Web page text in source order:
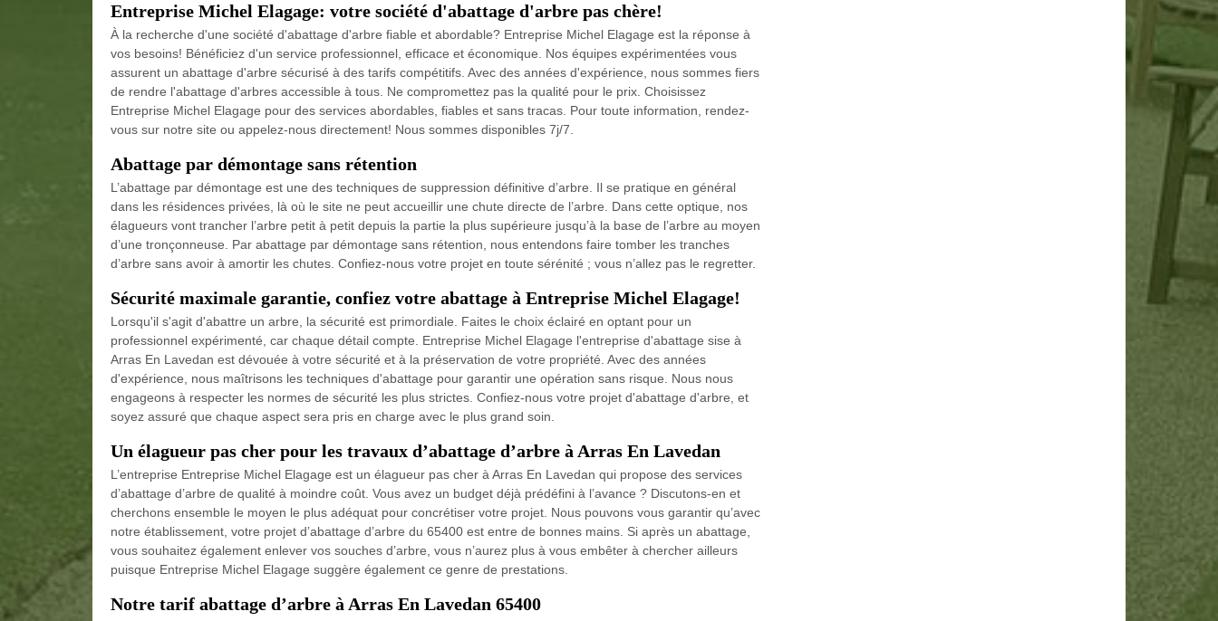
Entreprise Michel Elagage: votre société d'abattage d'arbre pas chère!
À la recherche d'une société d'abattage d'arbre fiable et abordable? Entreprise Michel Elagage est la réponse à
vos besoins! Bénéficiez d'un service professionnel, efficace et économique. Nos équipes expérimentées vous
assurent un abattage d'arbre sécurisé à des tarifs compétitifs. Avec des années d'expérience, nous sommes fiers
de rendre l'abattage d'arbres accessible à tous. Ne compromettez pas la qualité pour le prix. Choisissez
Entreprise Michel Elagage pour des services abordables, fiables et sans tracas. Pour toute information, rendez-
vous sur notre site ou appelez-nous directement! Nous sommes disponibles 7j/7.
Abattage par démontage sans rétention
L’abattage par démontage est une des techniques de suppression définitive d’arbre. Il se pratique en général
dans les résidences privées, là où le site ne peut accueillir une chute directe de l’arbre. Dans cette optique, nos
élagueurs vont trancher l’arbre petit à petit depuis la partie la plus supérieure jusqu’à la base de l’arbre au moyen
d’une tronçonneuse. Par abattage par démontage sans rétention, nous entendons faire tomber les tranches
d’arbre sans avoir à amortir les chutes. Confiez-nous votre projet en toute sérénité ; vous n’allez pas le regretter.
Sécurité maximale garantie, confiez votre abattage à Entreprise Michel Elagage!
Lorsqu'il s'agit d'abattre un arbre, la sécurité est primordiale. Faites le choix éclairé en optant pour un
professionnel expérimenté, car chaque détail compte. Entreprise Michel Elagage l'entreprise d'abattage sise à
Arras En Lavedan est dévouée à votre sécurité et à la préservation de votre propriété. Avec des années
d'expérience, nous maîtrisons les techniques d'abattage pour garantir une opération sans risque. Nous nous
engageons à respecter les normes de sécurité les plus strictes. Confiez-nous votre projet d'abattage d'arbre, et
soyez assuré que chaque aspect sera pris en charge avec le plus grand soin.
Un élagueur pas cher pour les travaux d’abattage d’arbre à Arras En Lavedan
L’entreprise Entreprise Michel Elagage est un élagueur pas cher à Arras En Lavedan qui propose des services
d’abattage d’arbre de qualité à moindre coût. Vous avez un budget déjà prédéfini à l’avance ? Discutons-en et
cherchons ensemble le moyen le plus adéquat pour concrétiser votre projet. Nous pouvons vous garantir qu’avec
notre établissement, votre projet d’abattage d’arbre du 65400 est entre de bonnes mains. Si après un abattage,
vous souhaitez également enlever vos souches d’arbre, vous n’aurez plus à vous embêter à chercher ailleurs
puisque Entreprise Michel Elagage suggère également ce genre de prestations.
Notre tarif abattage d’arbre à Arras En Lavedan 65400